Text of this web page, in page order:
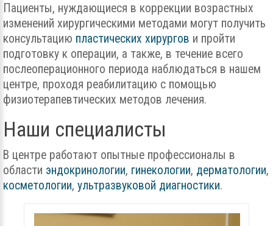
Пациенты, нуждающиеся в коррекции возрастных
изменений хирургическими методами могут получить
консультацию пластических хирургов и пройти
подготовку к операции, а также, в течение всего
послеоперационного периода наблюдаться в нашем
центре, проходя реабилитацию с помощью
физиотерапевтических методов лечения.
Наши специалисты
В центре работают опытные профессионалы в
области эндокринологии, гинекологии, дерматологии,
косметологии, ультразвуковой диагностики.